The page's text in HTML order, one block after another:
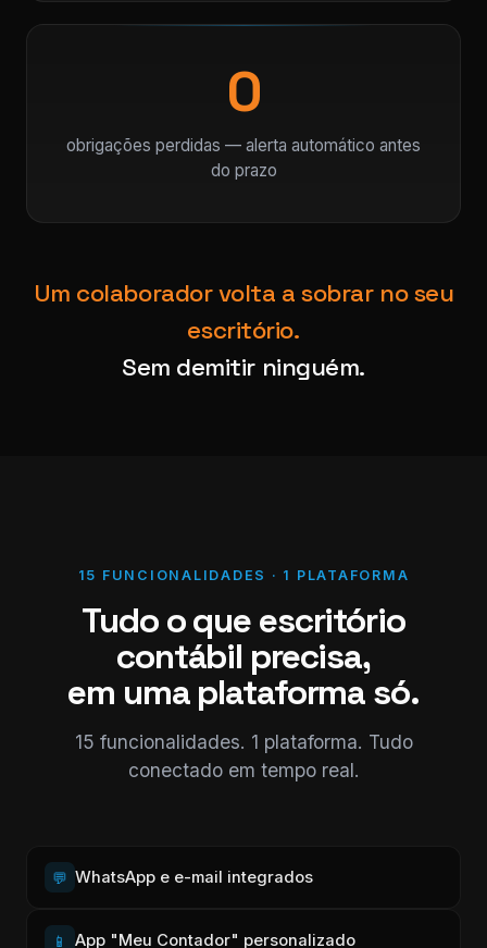
0
obrigações perdidas — alerta automático antes
do prazo
Um colaborador volta a sobrar no seu
escritório.
Sem demitir ninguém.
15 FUNCIONALIDADES · 1 PLATAFORMA
Tudo o que escritório
contábil precisa,
em uma plataforma só.
15 funcionalidades. 1 plataforma. Tudo
conectado em tempo real.
💬 WhatsApp e e-mail integrados
📱 App "Meu Contador" personalizado